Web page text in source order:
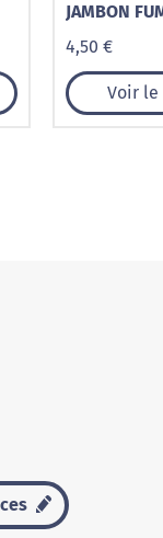
JAMBON
4,50 €
Voir